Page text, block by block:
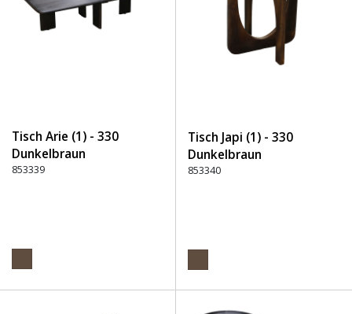
Tisch Arie (1) - 330
Dunkelbraun
853339
Tisch Japi (1) - 330
Dunkelbraun
853340